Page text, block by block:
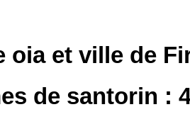
oia et ville de
de santorin :